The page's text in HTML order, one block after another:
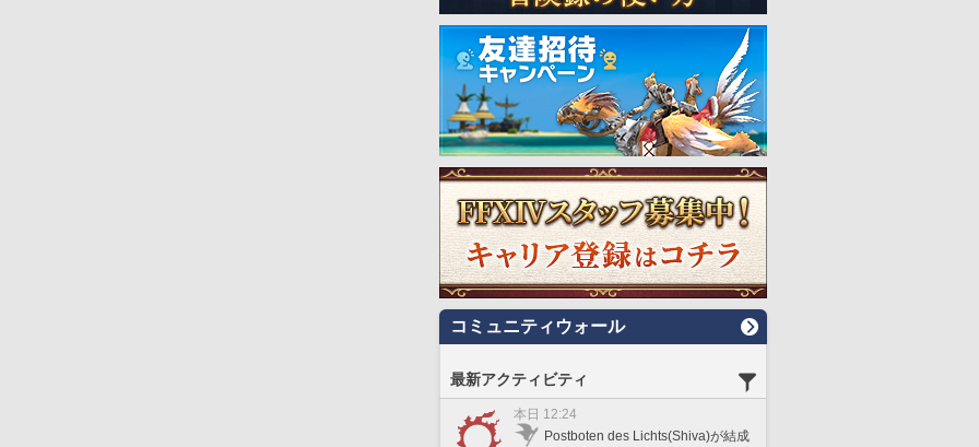
コミュニティウォール
最新アクティビティ
本日 12:24
Postboten des Lichts(Shiva)が結成